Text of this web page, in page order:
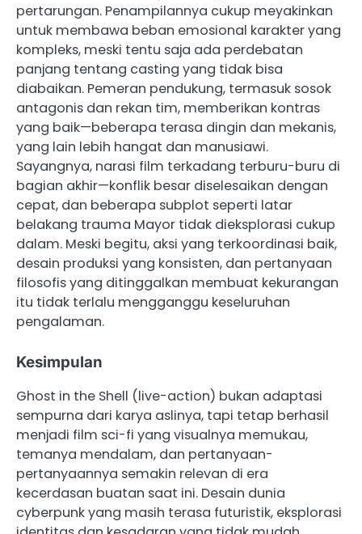
pertarungan. Penampilannya cukup meyakinkan
untuk membawa beban emosional karakter yang
kompleks, meski tentu saja ada perdebatan
panjang tentang casting yang tidak bisa
diabaikan. Pemeran pendukung, termasuk sosok
antagonis dan rekan tim, memberikan kontras
yang baik—beberapa terasa dingin dan mekanis,
yang lain lebih hangat dan manusiawi.
Sayangnya, narasi film terkadang terburu-buru di
bagian akhir—konflik besar diselesaikan dengan
cepat, dan beberapa subplot seperti latar
belakang trauma Mayor tidak dieksplorasi cukup
dalam. Meski begitu, aksi yang terkoordinasi baik,
desain produksi yang konsisten, dan pertanyaan
filosofis yang ditinggalkan membuat kekurangan
itu tidak terlalu mengganggu keseluruhan
pengalaman.
Kesimpulan
Ghost in the Shell (live-action) bukan adaptasi
sempurna dari karya aslinya, tapi tetap berhasil
menjadi film sci-fi yang visualnya memukau,
temanya mendalam, dan pertanyaan-
pertanyaannya semakin relevan di era
kecerdasan buatan saat ini. Desain dunia
cyberpunk yang masih terasa futuristik, eksplorasi